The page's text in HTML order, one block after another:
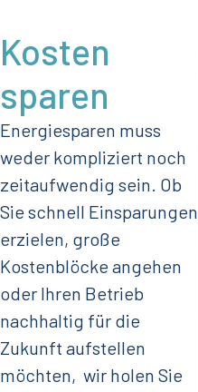
Kosten
sparen
Energiesparen muss
weder kompliziert noch
zeitaufwendig sein. Ob
Sie schnell Einsparungen
erzielen, große
Kostenblöcke angehen
oder Ihren Betrieb
nachhaltig für die
Zukunft aufstellen
möchten, wir holen Sie